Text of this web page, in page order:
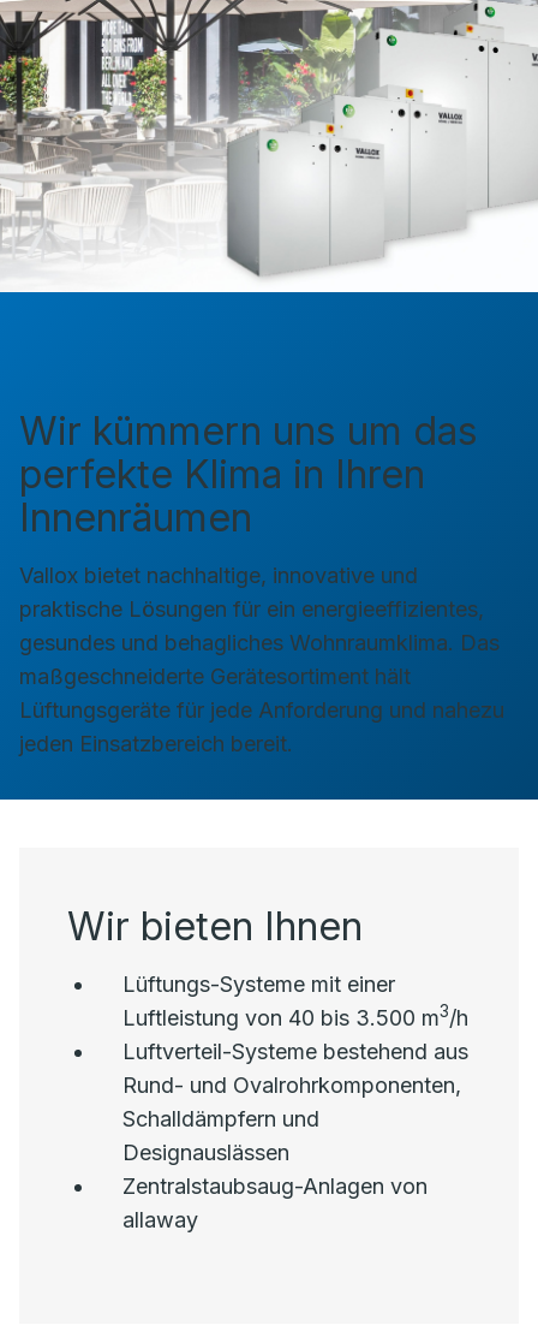
Wir kümmern uns um das
perfekte Klima in Ihren
Innenräumen
Vallox bietet nachhaltige, innovative und
praktische Lösungen für ein energieeffizientes,
gesundes und behagliches Wohnraumklima. Das
maßgeschneiderte Gerätesortiment hält
Lüftungsgeräte für jede Anforderung und nahezu
jeden Einsatzbereich bereit.
Wir bieten Ihnen
Lüftungs-Systeme mit einer
Luftleistung von 40 bis 3.500 m3/h
Luftverteil-Systeme bestehend aus
Rund- und Ovalrohrkomponenten,
Schalldämpfern und
Designauslässen
Zentralstaubsaug-Anlagen von
allaway